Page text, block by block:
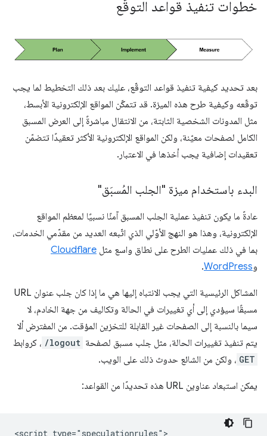
خطوات تنفيذ قواعد التوقّع
بعد تحديد كيفية تنفيذ قواعد التوقّع، عليك بعد ذلك التخطيط لما يجب
توقّعه وكيفية طرح هذه الميزة. قد تتمكّن المواقع الإلكترونية الأبسط،
مثل المدونات الشخصية الثابتة، من الانتقال مباشرةً إلى العرض المسبق
الكامل لصفحات معيّنة، ولكن المواقع الإلكترونية الأكثر تعقيدًا تتضمّن
تعقيدات إضافية يجب أخذها في الاعتبار.
البدء باستخدام ميزة "الجلب المُسبَق"
عادةً ما يكون تنفيذ عملية الجلب المسبق آمنًا نسبيًا لمعظم المواقع
الإلكترونية، وهذا هو النهج الأوّلي الذي اتّبعه العديد من مقدّمي الخدمات،
بما في ذلك عمليات الطرح على نطاق واسع مثل Cloudflare
وWordPress
.
المشاكل الرئيسية التي يجب الانتباه إليها هي ما إذا كان جلب عنوان URL
مسبقًا سيؤدي إلى أي تغييرات في الحالة وتكاليف من جهة الخادم، لا
سيما بالنسبة إلى الصفحات غير القابلة للتخزين المؤقت. من المفترض ألا
يتم تنفيذ تغييرات الحالة، مثل جلب مسبق لصفحة /logout ، كروابط
GET ، ولكن من الشائع حدوث ذلك على الويب.
يمكن استبعاد عناوين URL هذه تحديدًا من القواعد:
<script type="speculationrules">